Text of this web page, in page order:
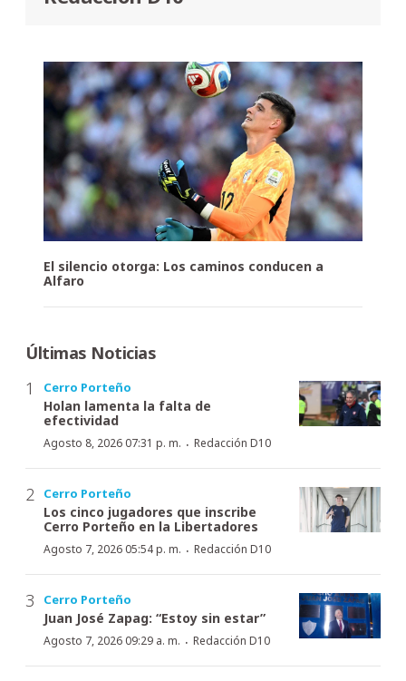
El silencio otorga: Los caminos conducen a
Alfaro
Últimas Noticias
Cerro Porteño
Holan lamenta la falta de
efectividad
Agosto 8, 2026 07:31 p. m. · Redacción D10
Cerro Porteño
Los cinco jugadores que inscribe
Cerro Porteño en la Libertadores
Agosto 7, 2026 05:54 p. m. · Redacción D10
Cerro Porteño
Juan José Zapag: “Estoy sin estar”
Agosto 7, 2026 09:29 a. m. · Redacción D10